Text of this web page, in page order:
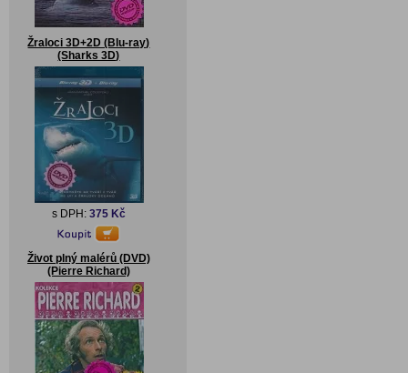
Žraloci 3D+2D (Blu-ray)
(Sharks 3D)
s DPH: 375 Kč
Život plný malérů (DVD)
(Pierre Richard)